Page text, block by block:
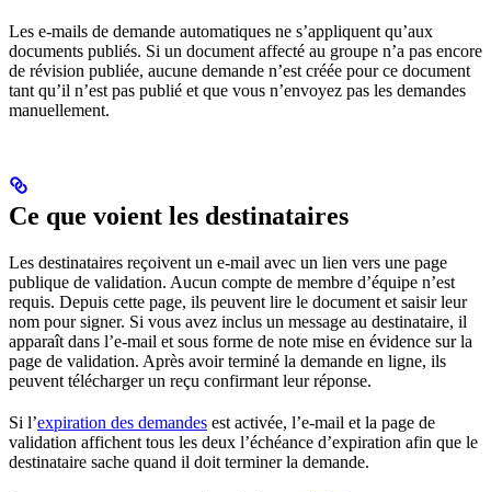
Les e-mails de demande automatiques ne s’appliquent qu’aux
documents publiés. Si un document affecté au groupe n’a pas encore
de révision publiée, aucune demande n’est créée pour ce document
tant qu’il n’est pas publié et que vous n’envoyez pas les demandes
manuellement.
Ce que voient les destinataires
Les destinataires reçoivent un e-mail avec un lien vers une page
publique de validation. Aucun compte de membre d’équipe n’est
requis. Depuis cette page, ils peuvent lire le document et saisir leur
nom pour signer. Si vous avez inclus un message au destinataire, il
apparaît dans l’e-mail et sous forme de note mise en évidence sur la
page de validation. Après avoir terminé la demande en ligne, ils
peuvent télécharger un reçu confirmant leur réponse.
Si l’expiration des demandes est activée, l’e-mail et la page de
validation affichent tous les deux l’échéance d’expiration afin que le
destinataire sache quand il doit terminer la demande.